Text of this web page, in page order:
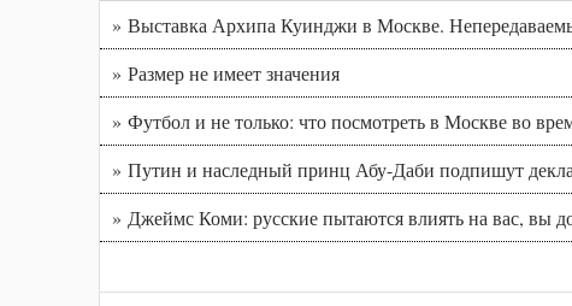
» Выставка Архипа Куинджи в Москве.
» Размер не имеет значения
» Футбол и не только: что посмотреть в Москве во
» Путин и наследный принц Абу-Даби подпишут
» Джеймс Коми: русские пытаются влиять на вас, вы